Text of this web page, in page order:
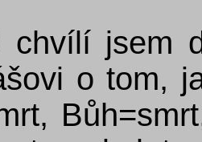
chvílí jsem
o tom,